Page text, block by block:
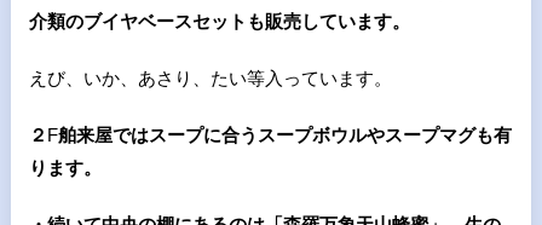
介類のブイヤベースセットも販売しています。
えび、いか、あさり、たい等入っています。
２ F舶来屋ではスープに合うスープボウルやスープマグも有
ります。